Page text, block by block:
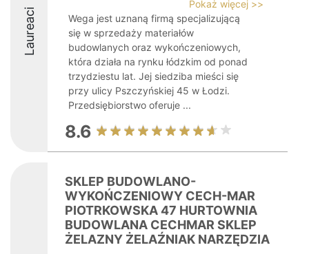
Laureaci
Pokaż więcej >>
Wega jest uznaną firmą specjalizującą
się w sprzedaży materiałów
budowlanych oraz wykończeniowych,
która działa na rynku łódzkim od ponad
trzydziestu lat. Jej siedziba mieści się
przy ulicy Pszczyńskiej 45 w Łodzi.
Przedsiębiorstwo oferuje ...
8.6
SKLEP BUDOWLANO-
WYKOŃCZENIOWY CECH-MAR
PIOTRKOWSKA 47 HURTOWNIA
BUDOWLANA CECHMAR SKLEP
ŻELAZNY ŻELAŹNIAK NARZĘDZIA